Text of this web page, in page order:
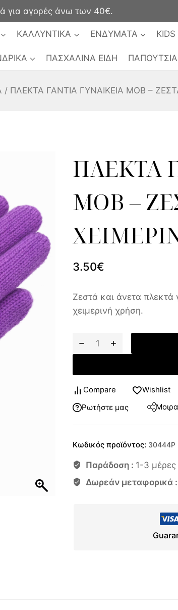
για αγορές άνω των 40€.
ΚΑΛΛΥΝΤΙΚΑ ΕΝΔΥΜΑΤΑ KIDS
ΠΑΣΧΑΛΙΝΑ ΕΙΔΗ ΠΑΠΟΥΤΣΙΑ
/ ΠΛΕΚΤΑ ΓΑΝΤΙΑ ΓΥΝΑΙΚΕΙΑ ΜΟΒ –
ΠΛΕΚΤΑ
ΜΟΒ –
3.50€
Ζεστά και άνετα
χειμερινή χρήση.
Compare
Wishlist
Ρωτήστε μας
Κωδικός προϊόντος: 30444P
Παράδοση : 1-3 μέρες
Δωρεάν μεταφορικά :